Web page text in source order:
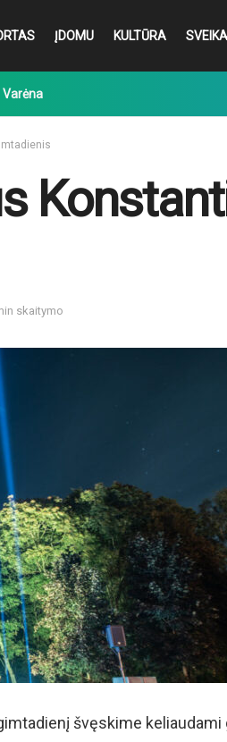
ĮDOMU KULTŪRA
Varėna
skaitymo
švęskime keliaudami